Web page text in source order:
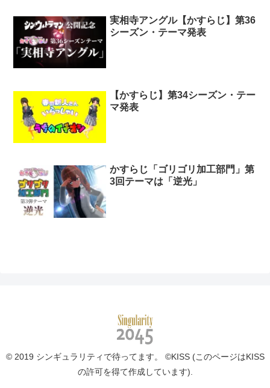
実相寺アングル【かすらじ】第36
シーズン・テーマ発表
【かすらじ】第34シーズン・テー
マ発表
かすらじ「ゴリゴリ加工部門」第
3回テーマは「逆光」
© 2019 シンギュラリティで待ってます。 ©KISS (このページはKISS
の許可を得て作成しています).